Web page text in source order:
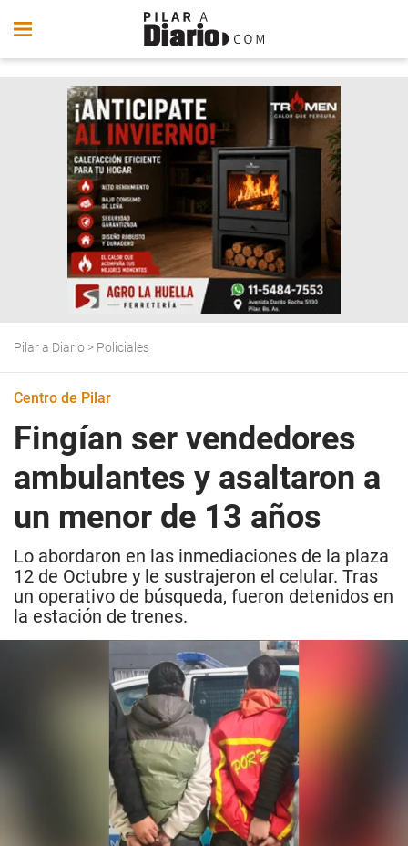
Pilar a Diario > Policiales
Centro de Pilar
Fingían ser vendedores
ambulantes y asaltaron a
un menor de 13 años
Lo abordaron en las inmediaciones de la plaza
12 de Octubre y le sustrajeron el celular. Tras
un operativo de búsqueda, fueron detenidos en
la estación de trenes.